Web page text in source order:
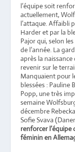
l’équipe soit
actuellement,
l’attaque. Affaibli
Harder et par la
Pajor qui, selon
de l’année. La
après la
revenir sur le
Manquaient pour
blessées : Pauline
Popp, une très
semaine
décembre
Sofie Svava
renforcer
féminin en